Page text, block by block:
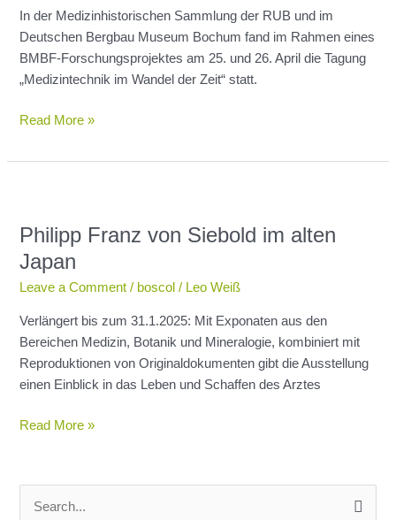
In der Medizinhistorischen Sammlung der RUB und im
Deutschen Bergbau Museum Bochum fand im Rahmen eines
BMBF-Forschungsprojektes am 25. und 26. April die Tagung
„Medizintechnik im Wandel der Zeit“ statt.
Read More »
Philipp Franz von Siebold im alten
Japan
Leave a Comment / boscol / Leo Weiß
Verlängert bis zum 31.1.2025: Mit Exponaten aus den
Bereichen Medizin, Botanik und Mineralogie, kombiniert mit
Reproduktionen von Originaldokumenten gibt die Ausstellung
einen Einblick in das Leben und Schaffen des Arztes
von
Siebold
Japan
Read More »